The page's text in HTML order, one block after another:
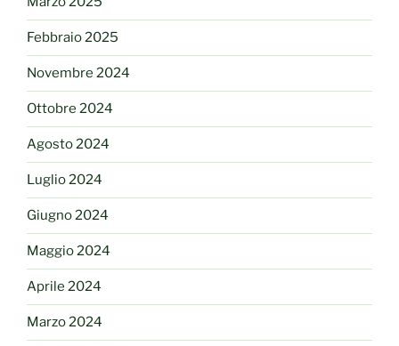
Febbraio 2025
Novembre 2024
Ottobre 2024
Agosto 2024
Luglio 2024
Giugno 2024
Maggio 2024
Aprile 2024
Marzo 2024